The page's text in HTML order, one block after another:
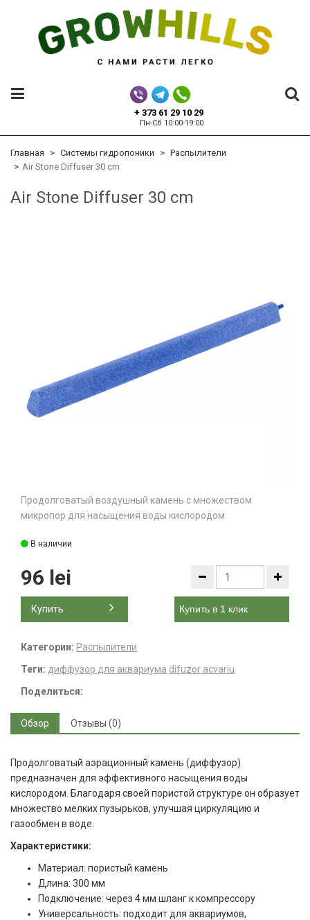
+ 373 61 29 10 29
Пн-Сб 10:00-19:00
Главная Системы гидропоники
Распылители
Air Stone Diffuser 30 cm
Air Stone Diffuser 30 cm
Продолговатый воздушный камень с множеством
микропор для насыщения воды кислородом.
В наличии
96 lei
Купить Купить в 1 клик
Категории: Распылители
Теги: диффузор для аквариума difuzor acvariu
Поделиться:
Обзор Отзывы (0)
Продолговатый аэрационный камень (диффузор)
предназначен для эффективного насыщения воды
кислородом. Благодаря своей пористой структуре он образует
множество мелких пузырьков, улучшая циркуляцию и
газообмен в воде.
Характеристики:
Материал: пористый камень
Длина: 300 мм
Подключение: через 4 мм шланг к компрессору
Универсальность: подходит для аквариумов,